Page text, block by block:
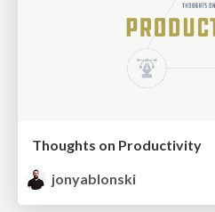
Thoughts on Productivity
jonyablonski